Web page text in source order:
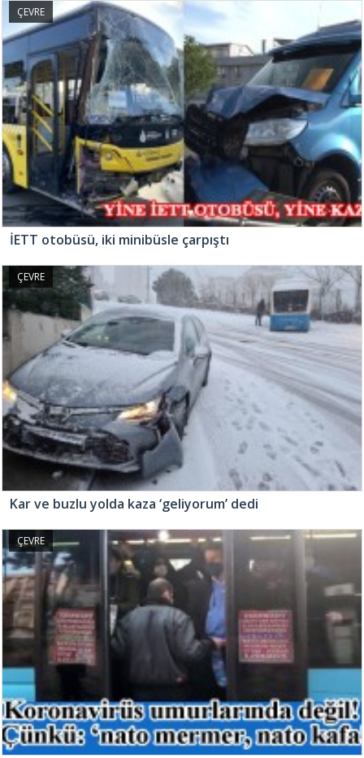
ÇEVRE
İETT otobüsü, iki minibüsle çarpıştı
ÇEVRE
Kar ve buzlu yolda kaza ‘geliyorum’ dedi
ÇEVRE